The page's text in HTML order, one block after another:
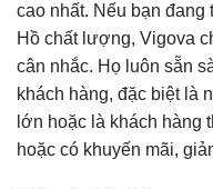
cao nhất. Nếu bạn đang
Hồ chất lượng, Vigova
cân nhắc. Họ luôn sẵn
khách hàng, đặc biệt là
lớn hoặc là khách
hoặc có khuyến mãi,